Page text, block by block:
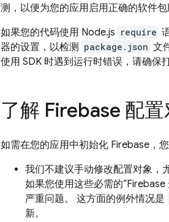
测，以便为您的应用启用正确的软件包
如果您的代码使用 Node.js require
器的设置，以检测 package.json 文
使用 SDK 时遇到运行时错误，请确保
了解 Firebase 配
如需在您的应用中初始化 Firebase，
我们不建议手动修改配置对象，
如果您使用这些必需的
严重问题。 这方面的例外情况是
新。